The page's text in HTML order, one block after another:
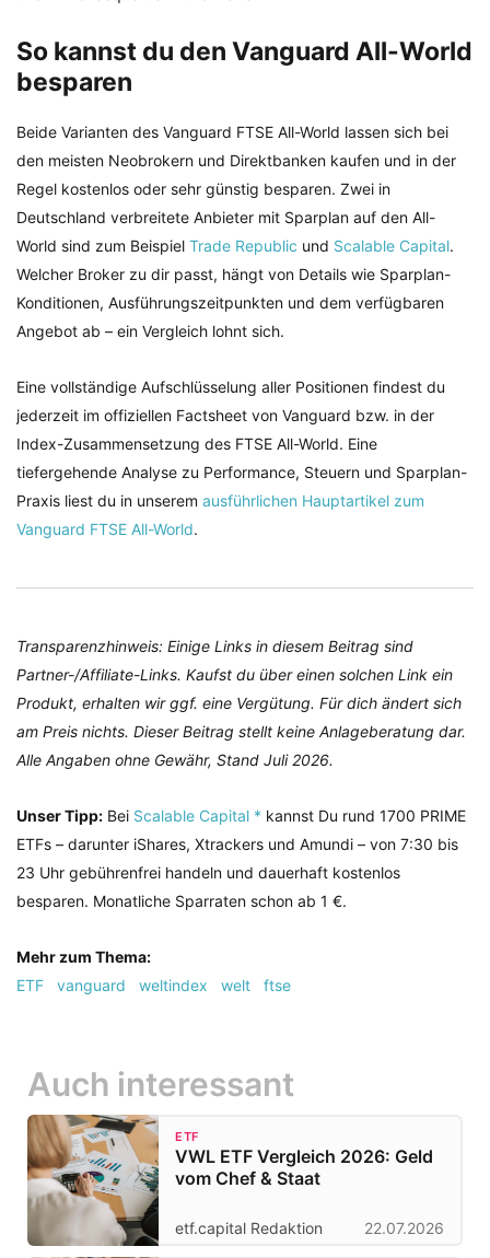
So kannst du den Vanguard All-World
besparen
Beide Varianten des Vanguard FTSE All-World lassen sich bei
den meisten Neobrokern und Direktbanken kaufen und in der
Regel kostenlos oder sehr günstig besparen. Zwei in
Deutschland verbreitete Anbieter mit Sparplan auf den All-
World sind zum Beispiel Trade Republic und Scalable Capital.
Welcher Broker zu dir passt, hängt von Details wie Sparplan-
Konditionen, Ausführungszeitpunkten und dem verfügbaren
Angebot ab – ein Vergleich lohnt sich.
Eine vollständige Aufschlüsselung aller Positionen findest du
jederzeit im offiziellen Factsheet von Vanguard bzw. in der
Index-Zusammensetzung des FTSE All-World. Eine
tiefergehende Analyse zu Performance, Steuern und Sparplan-
Praxis liest du in unserem ausführlichen Hauptartikel zum
Vanguard FTSE All-World.
Transparenzhinweis: Einige Links in diesem Beitrag sind
Partner-/Affiliate-Links. Kaufst du über einen solchen Link ein
Produkt, erhalten wir ggf. eine Vergütung. Für dich ändert sich
am Preis nichts. Dieser Beitrag stellt keine Anlageberatung dar.
Alle Angaben ohne Gewähr, Stand Juli 2026.
Unser Tipp: Bei Scalable Capital * kannst Du rund 1700 PRIME
ETFs – darunter iShares, Xtrackers und Amundi – von 7:30 bis
23 Uhr gebührenfrei handeln und dauerhaft kostenlos
besparen. Monatliche Sparraten schon ab 1 €.
Mehr zum Thema:
ETF
vanguard weltindex welt ftse
Auch interessant
ETF
VWL ETF Vergleich 2026: Geld
vom Chef & Staat
etf.capital Redaktion 22.07.2026